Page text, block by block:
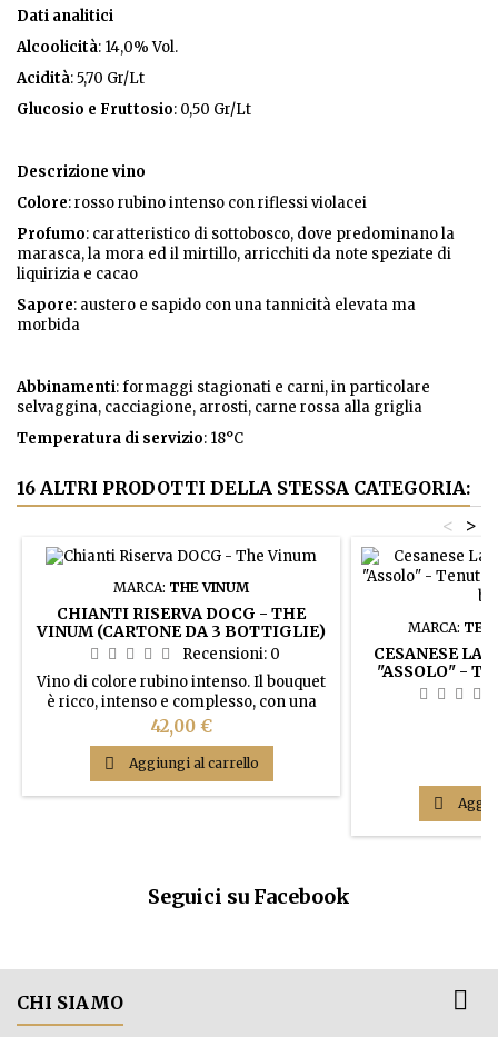
Dati analitici
Alcoolicità: 14,0% Vol.
Acidità: 5,70 Gr/Lt
Glucosio e Fruttosio: 0,50 Gr/Lt
Descrizione vino
Colore: rosso rubino intenso con riflessi violacei
Profumo: caratteristico di sottobosco, dove predominano la
marasca, la mora ed il mirtillo, arricchiti da note speziate di
liquirizia e cacao
Sapore: austero e sapido con una tannicità elevata ma
morbida
Abbinamenti: formaggi stagionati e carni, in particolare
selvaggina, cacciagione, arrosti, carne rossa alla griglia
Temperatura di servizio: 18°C
16 ALTRI PRODOTTI DELLA STESSA CATEGORIA:
>
<
MARCA: THE VINUM
CHIANTI RISERVA DOCG - THE
VINUM (CARTONE DA 3 BOTTIGLIE)
Recensioni: 0
Vino di colore rubino intenso. Il bouquet
è ricco, intenso e complesso, con una
straordinaria varietà di fragranze. Le
note fruttate, floreali e balsamiche
impressionano nella loro fresca
eleganza. Sentori di amarena, marasca,
violetta, menta e cannella. In bocca è
Prezzo
42,00 €
 Aggiungi al carrello
MARCA:
CESANESE
"ASSOLO" -
(CARTONE

Seguici su Facebook
CHI SIAMO 